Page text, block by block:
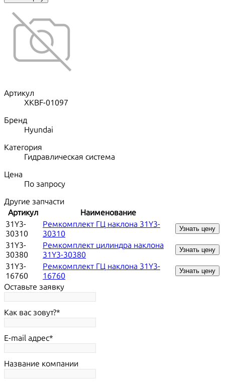
Артикул
XKBF-01097
Бренд
Hyundai
Категория
Гидравлическая система
Цена
По запросу
Другие запчасти
Артикул
Наименование
31Y3-
30310
Ремкомплект ГЦ наклона 31Y3-
30310
Узнать цену
31Y3-
30380
Ремкомплект цилиндра наклона
31Y3-30380
Узнать цену
31Y3-
16760
Ремкомплект ГЦ наклона 31Y3-
16760
Узнать цену
Оставьте заявку
Как вас зовут?
E-mail адрес
Название компании